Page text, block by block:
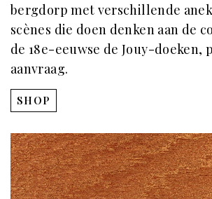
bergdorp met verschillende
scènes die doen denken aan de
de 18e-eeuwse de Jouy-doeken,
aanvraag.
SHOP